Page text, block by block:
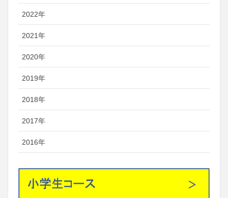
2022年
2021年
2020年
2019年
2018年
2017年
2016年